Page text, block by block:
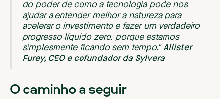
do poder de como a tecnologia pode nos
ajudar a entender melhor a natureza para
acelerar o investimento e fazer um verdadeiro
progresso líquido zero, porque estamos
simplesmente ficando sem tempo." Allister
Furey, CEO e cofundador da Sylvera
O caminho a seguir